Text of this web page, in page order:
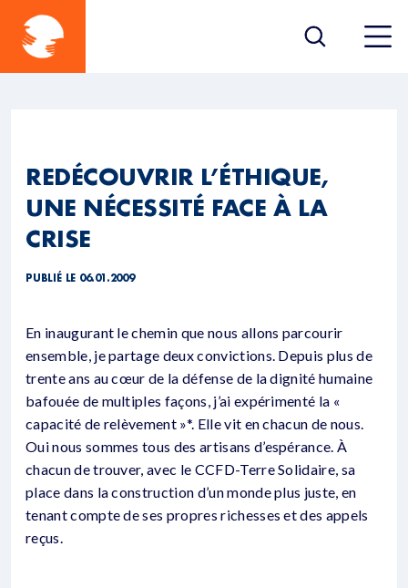
REDÉCOUVRIR L’ÉTHIQUE,
UNE NÉCESSITÉ FACE À LA
CRISE
PUBLIÉ LE 06.01.2009
En inaugurant le chemin que nous allons parcourir
ensemble, je partage deux convictions. Depuis plus de
trente ans au cœur de la défense de la dignité humaine
bafouée de multiples façons, j’ai expérimenté la «
capacité de relèvement »*. Elle vit en chacun de nous.
Oui nous sommes tous des artisans d’espérance. À
chacun de trouver, avec le CCFD-Terre Solidaire, sa
place dans la construction d’un monde plus juste, en
tenant compte de ses propres richesses et des appels
reçus.